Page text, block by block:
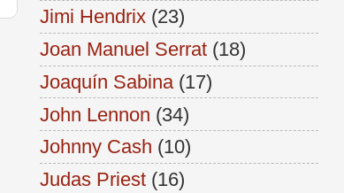
Jimi Hendrix (23)
Joan Manuel Serrat (18)
Joaquín Sabina (17)
John Lennon (34)
Johnny Cash (10)
Judas Priest (16)